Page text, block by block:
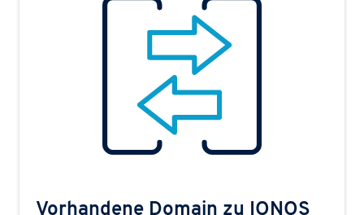
Vorhandene Domain zu IONOS